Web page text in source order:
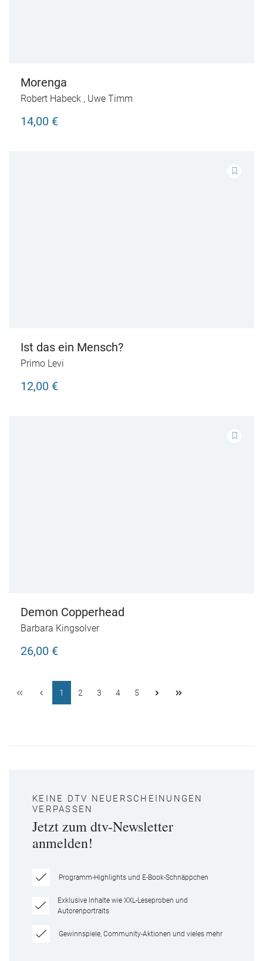
Morenga
Robert Habeck , Uwe Timm
14,00 €
Ist das ein Mensch?
Primo Levi
12,00 €
Demon Copperhead
Barbara Kingsolver
26,00 €
1 2 3 4 5
KEINE DTV NEUERSCHEINUNGEN
VERPASSEN
Jetzt zum dtv-Newsletter
anmelden!
Programm-Highlights und E-Book-Schnäppchen
Exklusive Inhalte wie XXL-Leseproben und
Autorenportraits
Gewinnspiele, Community-Aktionen und vieles mehr